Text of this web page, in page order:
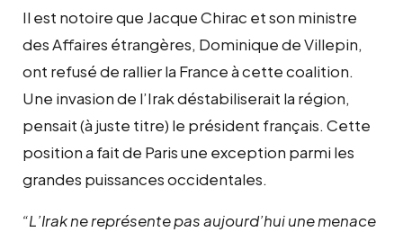
Il est notoire que Jacque Chirac et son ministre
des Affaires étrangères, Dominique de Villepin,
ont refusé de rallier la France à cette coalition.
Une invasion de l’Irak déstabiliserait la région,
pensait (à juste titre) le président français. Cette
position a fait de Paris une exception parmi les
grandes puissances occidentales.
“L’Irak ne représente pas aujourd’hui une menace